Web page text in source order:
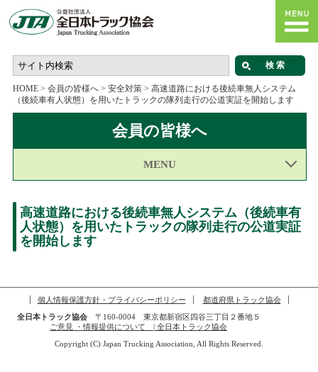
HOME> 会員の皆様へ> 安全対策> 高速道路における後続車無人システム
（後続車有人状態）を用いたトラックの隊列走行の公道実証を開始します
会員の皆様へ
MENU
高速道路における後続車無人システム（後続車有
人状態）を用いたトラックの隊列走行の公道実証
を開始します
個人情報保護方針・プライバシーポリシー
都道府県トラック協会
全日本トラック協会〒160-0004 東京都新宿区四谷三丁目２番地５
ご意見 ・情報提供について | 全日本トラック協会
Copyright (C) Japan Trucking Association, All Rights Reserved.